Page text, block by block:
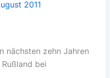
2011
nächsten zehn Jahren
bei